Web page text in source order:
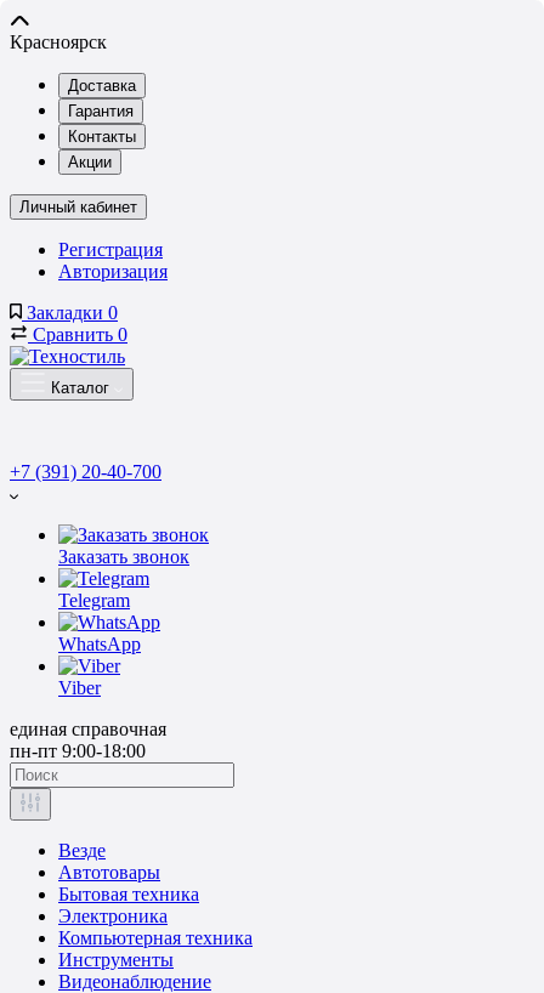
Красноярск
Доставка
Гарантия
Контакты
Акции
Личный кабинет
Регистрация
Авторизация
Закладки 0
Сравнить 0
Каталог
+7 (391) 20-40-700
Заказать звонок
Telegram
WhatsApp
Viber
единая справочная
пн-пт 9:00-18:00
Везде
Автотовары
Бытовая техника
Электроника
Компьютерная техника
Инструменты
Видеонаблюдение